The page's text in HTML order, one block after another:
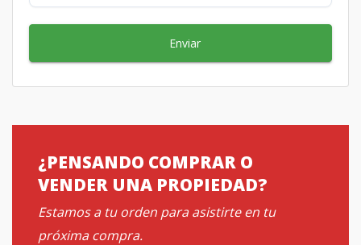
Enviar
¿PENSANDO COMPRAR O
VENDER UNA PROPIEDAD?
Estamos a tu orden para asistirte en tu
próxima compra.